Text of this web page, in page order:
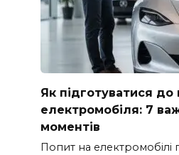
Як підготуватися до
електромобіля: 7
моментів
Попит на